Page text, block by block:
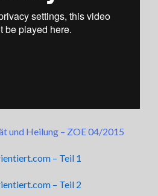
und Heilung – ZOE 04/2015
– Teil 1
– Teil 2